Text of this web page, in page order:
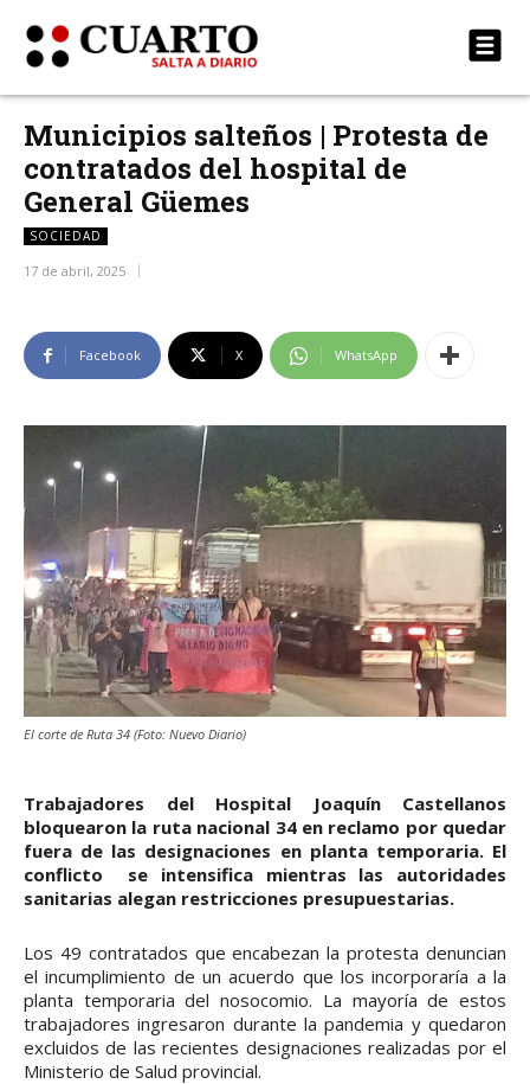
Municipios salteños | Protesta de
contratados del hospital de
General Güemes
SOCIEDAD
17 de abril, 2025
Facebook X WhatsApp
El corte de Ruta 34 (Foto: Nuevo Diario)
Trabajadores del Hospital Joaquín Castellanos
bloquearon la ruta nacional 34 en reclamo por quedar
fuera de las designaciones en planta temporaria. El
conflicto se intensifica mientras las autoridades
sanitarias alegan restricciones presupuestarias.
Los 49 contratados que encabezan la protesta denuncian
el incumplimiento de un acuerdo que los incorporaría a la
planta temporaria del nosocomio. La mayoría de estos
trabajadores ingresaron durante la pandemia y quedaron
excluidos de las recientes designaciones realizadas por el
Ministerio de Salud provincial.